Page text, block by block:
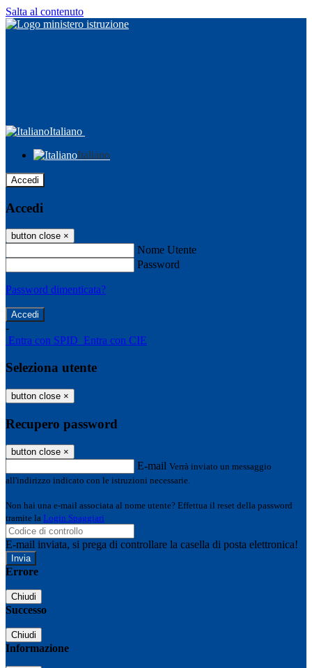
Salta al contenuto
Italiano
Italiano
Accedi
Accedi
button close ×
Nome Utente
Password
Password dimenticata?
-
Entra con SPID Entra con CIE
Seleziona utente
button close ×
Recupero password
button close ×
E-mail Verrà inviato un messaggio
all'indirizzo indicato con le istruzioni necessarie.
Non hai una e-mail associata al nome utente? Effettua il reset della password
tramite la Login Spaggiari
E-mail inviata, si prega di controllare la casella di posta elettronica!
Errore
Chiudi
Successo
Chiudi
Informazione